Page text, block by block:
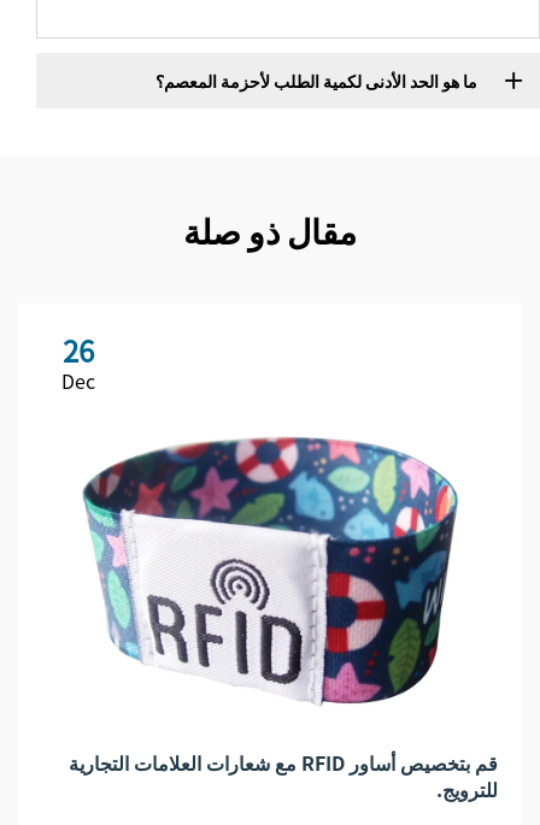
ما هو الحد الأدنى لكمية الطلب لأحزمة المعصم؟
مقال ذو صلة
26
Dec
قم بتخصيص أساور RFID مع شعارات العلامات التجارية
للترويج.